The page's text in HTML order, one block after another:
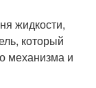
жидкости,
который
механизма и